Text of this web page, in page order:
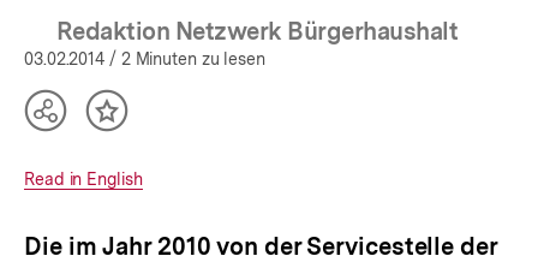
Redaktion Netzwerk Bürgerhaushalt
03.02.2014 / 2 Minuten zu lesen
Teilen
anzeigen
Inhalt
Interner
Read in English
Die im Jahr 2010 von der Servicestelle der